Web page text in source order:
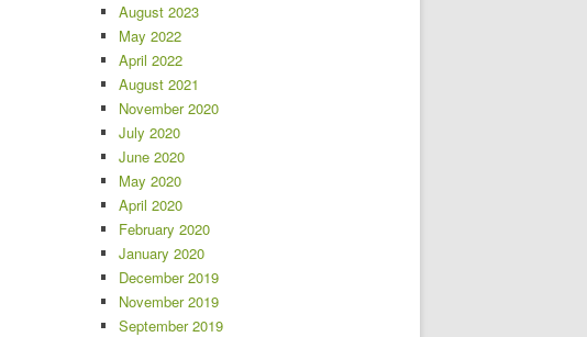
August 2023
May 2022
April 2022
August 2021
November 2020
July 2020
June 2020
May 2020
April 2020
February 2020
January 2020
December 2019
November 2019
September 2019